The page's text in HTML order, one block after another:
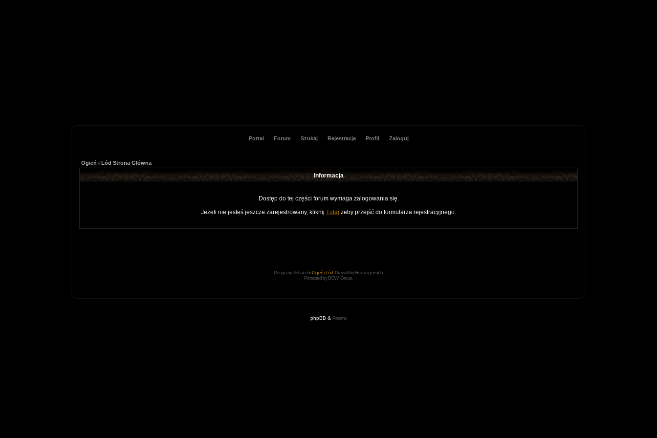
Portal Forum Szukaj Rejestracja Profil Zaloguj
Ogień i Lód Strona Główna
Informacja
Dostęp do tej części forum wymaga zalogowania się.
Jeżeli nie jesteś jeszcze zarejestrowany, kliknij Tutaj żeby przejść do formularza rejestracyjnego.
Design by Tishaia forOgień i Lód. Direwolf by Herrmagermilch.
Protected byBOWI Group
phpBB & Przemo